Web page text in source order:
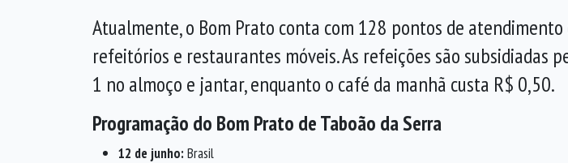
Atualmente, o Bom Prato conta com 128 pontos de
refeitórios e restaurantes móveis. As refeições são subsidiadas
1 no almoço e jantar, enquanto o café da manhã custa R$ 0,50.
Programação do Bom Prato de Taboão da Serra
12 de junho: Brasil